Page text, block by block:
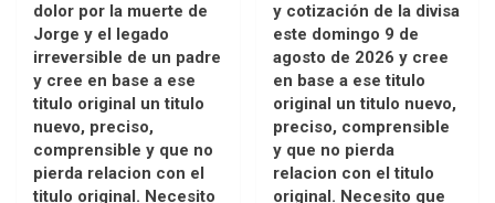
dolor por la muerte de
Jorge y el legado
irreversible de un padre
y cree en base a ese
titulo original un titulo
nuevo, preciso,
comprensible y que no
pierda relacion con el
titulo original. Necesito
y cotización de la divisa
este domingo 9 de
agosto de 2026 y cree
en base a ese titulo
original un titulo nuevo,
preciso, comprensible
y que no pierda
relacion con el titulo
original. Necesito que